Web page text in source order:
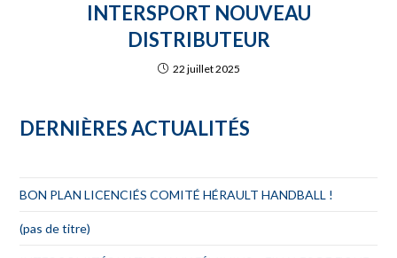
INTERSPORT NOUVEAU
DISTRIBUTEUR
22 juillet 2025
DERNIÈRES ACTUALITÉS
BON PLAN LICENCIÉS COMITÉ HÉRAULT HANDBALL !
(pas de titre)